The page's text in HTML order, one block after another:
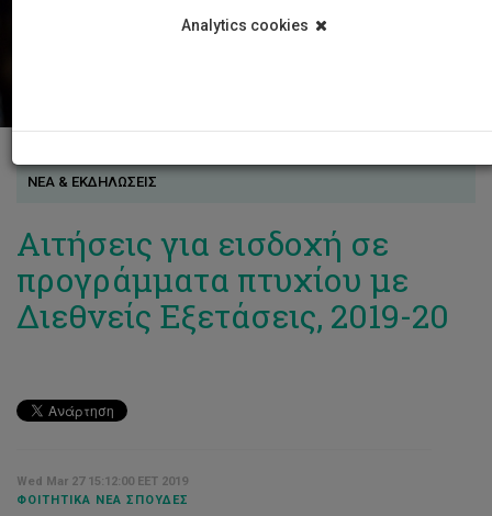
ΝΕΑ & ΕΚΔΗΛΩΣΕΙΣ
Αιτήσεις για εισδοχή σε
προγράμματα πτυχίου με
Διεθνείς Εξετάσεις, 2019-20
Wed Mar 27 15:12:00 EET 2019
ΦΟΙΤΗΤΙΚΆ ΝΈΑ ΣΠΟΥΔΈΣ
Analytics cookies